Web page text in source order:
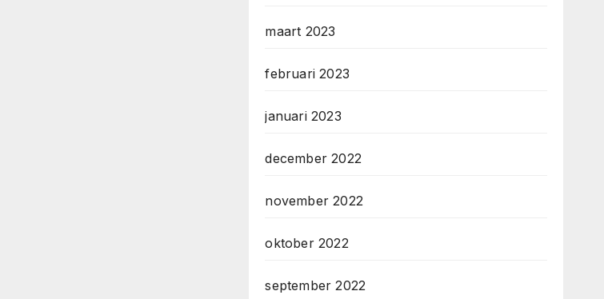
maart 2023
februari 2023
januari 2023
december 2022
november 2022
oktober 2022
september 2022